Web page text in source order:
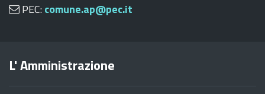
PEC: comune.ap@pec.it
L' Amministrazione